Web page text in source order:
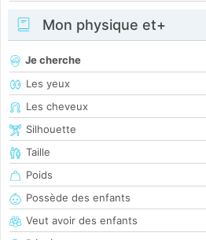
Mon physique et+
Je cherche
Les yeux
Les cheveux
Silhouette
Taille
Poids
Possède des enfants
Veut avoir des enfants